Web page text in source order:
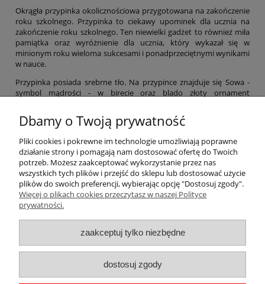
Okrągła przypinka okolicznościowa przygotowana na zakończenie
roku szkolnego. Przypinka to ciekawy upominek dla ucznia na
zakończenie roku szkolnego. Ten niewielki gadżet to również miła
pamiątka oraz wyróżnienie dla ucznia, który wykazał się w
minionym roku wieloma sukcesami i ponadprzeciętnymi wynikami
w nauce.
Przypinka posiada srebrne tło. Na przypince znajduje się Sowa -
symbol mądrości - w birecie oraz blado złoty ornament
Uczeń.
Okrągła przypinka ma średnicę 56 mm. Składa się ona z tylnej
części z agrafką, przedniej blaszki, wyciętej grafiki oraz folii
zabezpieczającej. Elementy łączone są w prasie.
Pomoc
Płatności i dostawa
Dbamy o Twoją prywatność
Pliki cookies i pokrewne im technologie umożliwiają poprawne
działanie strony i pomagają nam dostosować ofertę do Twoich
potrzeb. Możesz zaakceptować wykorzystanie przez nas
wszystkich tych plików i przejść do sklepu lub dostosować użycie
plików do swoich preferencji, wybierając opcję "Dostosuj zgody".
Więcej o plikach cookies przeczytasz w naszej Polityce
prywatności.
zaakceptuj tylko niezbędne
dostosuj zgody